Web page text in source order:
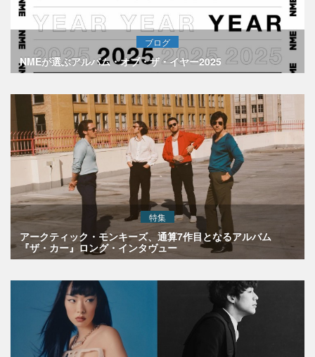
ブログ
NMEが選ぶアルバム・オブ・ザ・イヤー2025
特集
アークティック・モンキーズ、通算7作目となるアルバム
『ザ・カー』ロング・インタヴュー